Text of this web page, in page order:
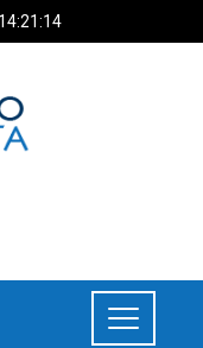
14:21:15